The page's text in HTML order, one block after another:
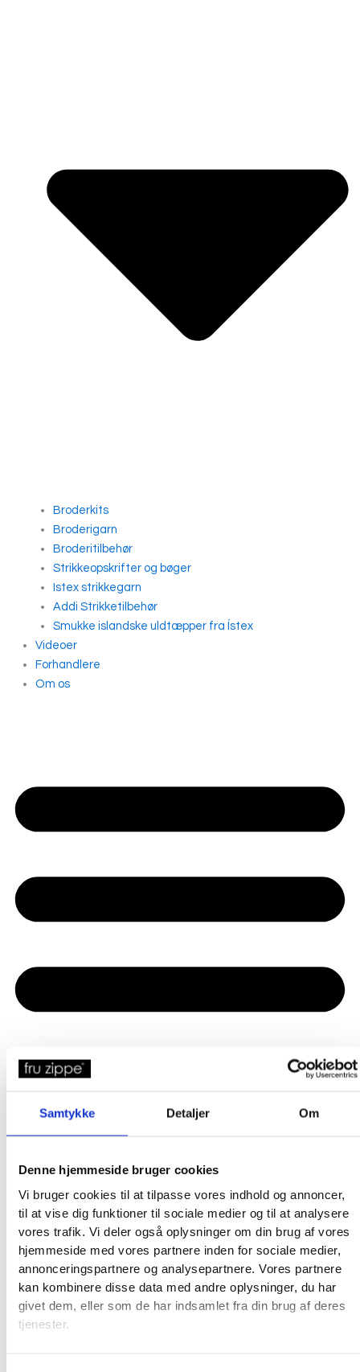
Samtykke Detaljer Om
Denne hjemmeside bruger cookies
Vi bruger cookies til at tilpasse vores indhold og annoncer,
til at vise dig funktioner til sociale medier og til at analysere
vores trafik. Vi deler også oplysninger om din brug af vores
hjemmeside med vores partnere inden for sociale medier,
annonceringspartnere og analysepartnere. Vores partnere
kan kombinere disse data med andre oplysninger, du har
givet dem, eller som de har indsamlet fra din brug af deres
tjenester.
Broderkits
Broderigarn
Broderitilbehør
Strikkeopskrifter og bøger
Istex strikkegarn
Addi Strikketilbehør
Smukke islandske uldtæpper fra Ístex
Videoer
Forhandlere
Om os